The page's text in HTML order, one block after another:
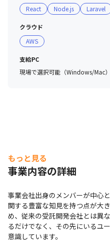
React Node.js Laravel
クラウド
AWS
支給PC
現場で選択可能（Windows/Mac）
もっと見る
事業内容の詳細
事業会社出身のメンバーが中心
関する豊富な知見を持つ点が大
め、従来の受託開発会社とは異
るだけでなく、その先にいるユ
意識しています。